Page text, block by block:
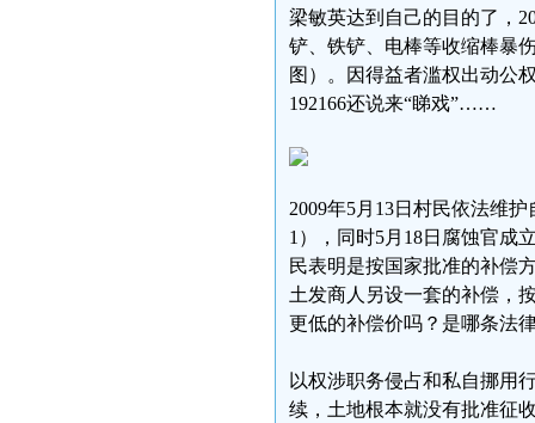
梁敏英达到自己的目的了，
铲、铁铲、电棒等收缩棒暴
图）。因得益者滥权出动公
192166还说来“睇戏”……
2009年5月13日村民依法维
1），同时5月18日腐蚀官成
民表明是按国家批准的补偿
土发商人另设一套的补偿，
更低的补偿价吗？是哪条法
以权涉职务侵占和私自挪用
续，土地根本就没有批准征